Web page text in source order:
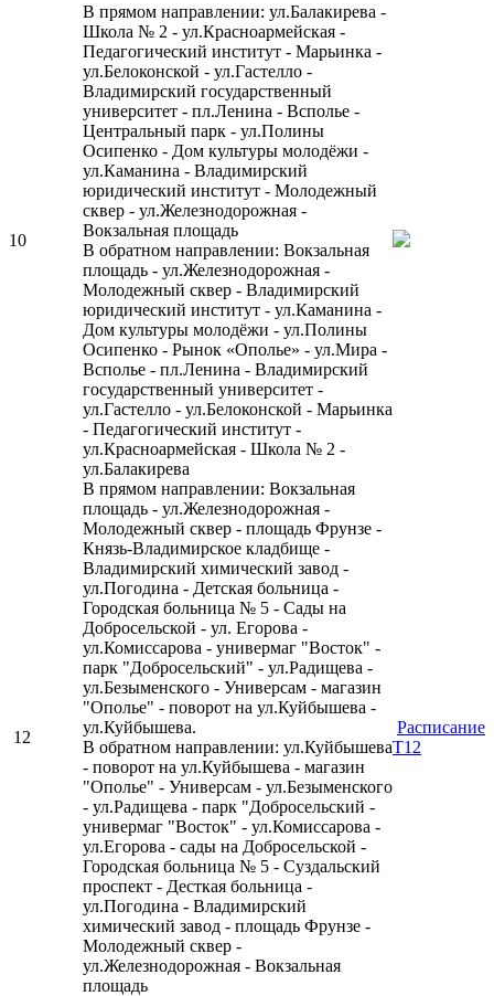
10
В прямом направлении: ул.Балакирева -
Школа № 2 - ул.Красноармейская -
Педагогический институт - Марьинка -
ул.Белоконской - ул.Гастелло -
Владимирский государственный
университет - пл.Ленина - Всполье -
Центральный парк - ул.Полины
Осипенко - Дом культуры молодёжи -
ул.Каманина - Владимирский
юридический институт - Молодежный
сквер - ул.Железнодорожная -
Вокзальная площадь
В обратном направлении: Вокзальная
площадь - ул.Железнодорожная -
Молодежный сквер - Владимирский
юридический институт - ул.Каманина -
Дом культуры молодёжи - ул.Полины
Осипенко - Рынок «Ополье» - ул.Мира -
Всполье - пл.Ленина - Владимирский
государственный университет -
ул.Гастелло - ул.Белоконской - Марьинка
- Педагогический институт -
ул.Красноармейская - Школа № 2 -
ул.Балакирева
12
В прямом направлении: Вокзальная
площадь - ул.Железнодорожная -
Молодежный сквер - площадь Фрунзе -
Князь-Владимирское кладбище -
Владимирский химический завод -
ул.Погодина - Детская больница -
Городская больница № 5 - Сады на
Добросельской - ул. Егорова -
ул.Комиссарова - универмаг "Восток" -
парк "Добросельский" - ул.Радищева -
ул.Безыменского - Универсам - магазин
"Ополье" - поворот на ул.Куйбышева -
ул.Куйбышева.
В обратном направлении: ул.Куйбышева
- поворот на ул.Куйбышева - магазин
"Ополье" - Универсам - ул.Безыменского
- ул.Радищева - парк "Добросельский -
универмаг "Восток" - ул.Комиссарова -
ул.Егорова - сады на Добросельской -
Городская больница № 5 - Суздальский
проспект - Десткая больница -
ул.Погодина - Владимирский
химический завод - площадь Фрунзе -
Молодежный сквер -
ул.Железнодорожная - Вокзальная
площадь
Расписание
Т12